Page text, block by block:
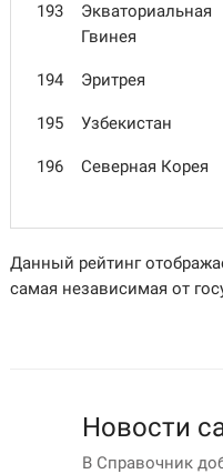
193
Эквато­риаль­ная
Гвинея
194 Эритрея
195 Узбеки­стан
196 Северная Корея
Данный рейтинг
самая независимая от
Новости
В Справочник